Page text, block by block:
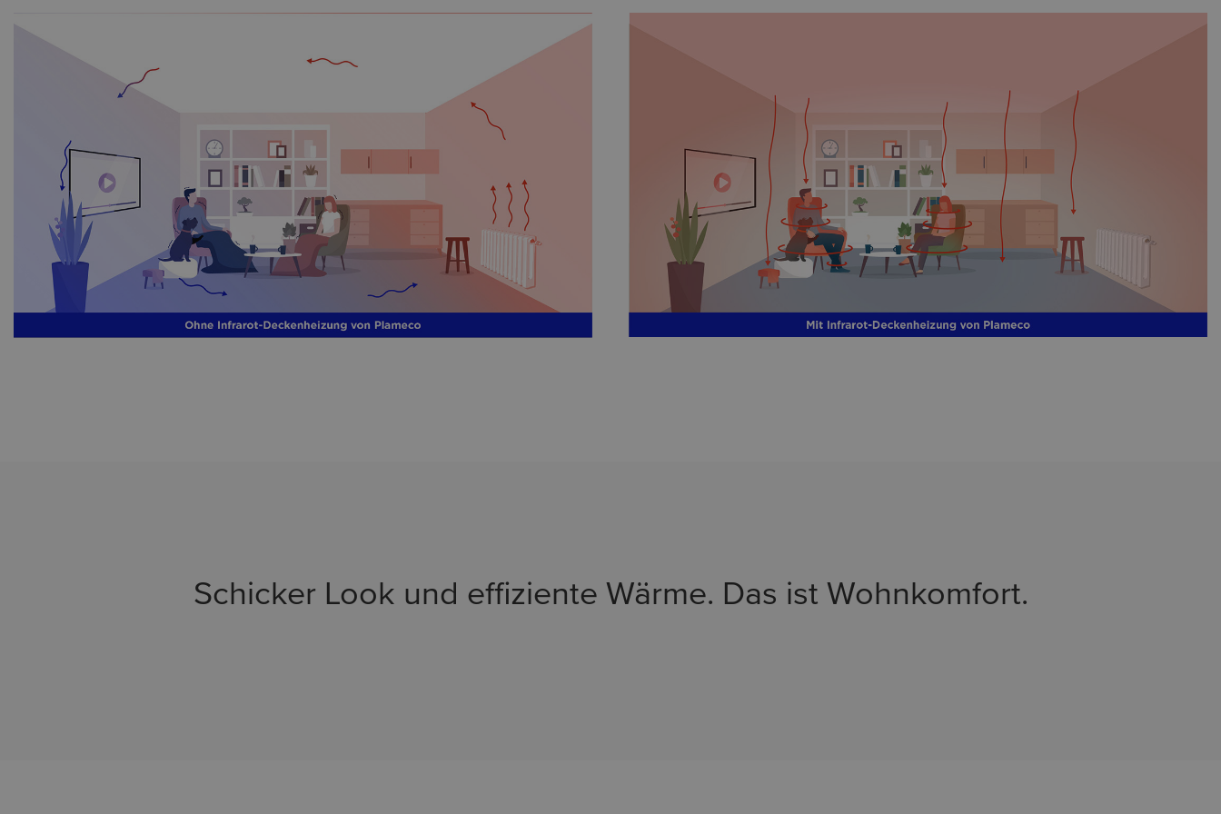
Schicker Look und effiziente Wärme. Das ist Wohnkomfort.